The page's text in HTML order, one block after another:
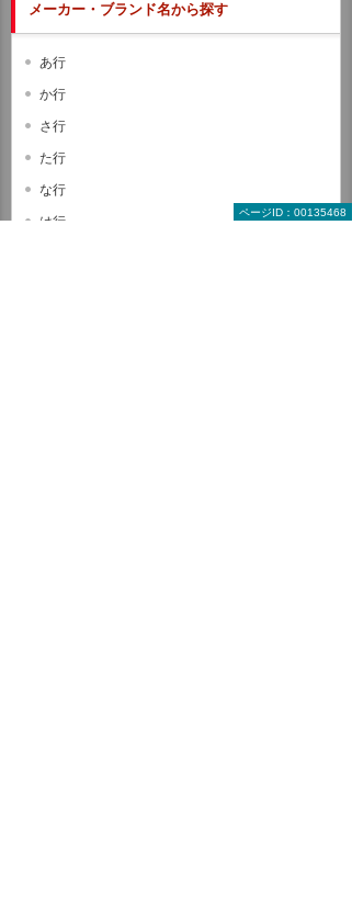
ページID：00135468
メーカー・ブランド名から探す
あ行
か行
さ行
た行
な行
は行